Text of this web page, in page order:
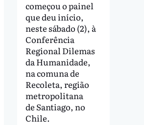
começou o painel
que deu início,
neste sábado (2), à
Conferência
Regional Dilemas
da Humanidade,
na comuna de
Recoleta, região
metropolitana
de Santiago, no
Chile.